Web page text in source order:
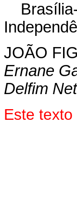
JOÃO
Ernane
Delfim
Este